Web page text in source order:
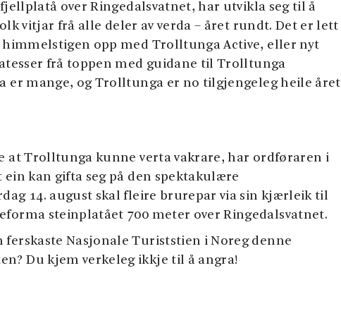
over Ringedalsvatnet, har utvikla seg til å
vitjar frå alle deler av verda – året rundt. Det er lett
opp med Trolltunga Active, eller nyt
frå toppen med guidane til Trolltunga
er mange, og Trolltunga er no tilgjengeleg heile året
at Trolltunga kunne verta vakrare, har ordføraren i
kan gifta seg på den spektakulære
14. august skal fleire brurepar via sin kjærleik til
steinplatået 700 meter over Ringedalsvatnet.
ferskaste Nasjonale Turiststien i Noreg denne
Du kjem verkeleg ikkje til å angra!